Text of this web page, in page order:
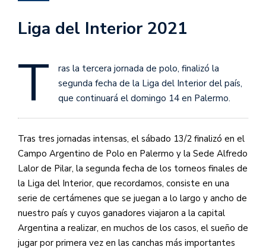
Liga del Interior 2021
T
ras la tercera jornada de polo, finalizó la
segunda fecha de la Liga del Interior del país,
que continuará el domingo 14 en Palermo.
Tras tres jornadas intensas, el sábado 13/2 finalizó en el
Campo Argentino de Polo en Palermo y la Sede Alfredo
Lalor de Pilar, la segunda fecha de los torneos finales de
la Liga del Interior, que recordamos, consiste en una
serie de certámenes que se juegan a lo largo y ancho de
nuestro país y cuyos ganadores viajaron a la capital
Argentina a realizar, en muchos de los casos, el sueño de
jugar por primera vez en las canchas más importantes